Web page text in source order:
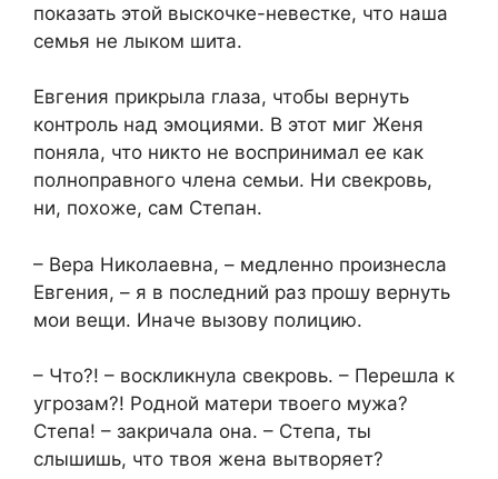
показать этой выскочке-невестке, что наша
семья не лыком шита.
Евгения прикрыла глаза, чтобы вернуть
контроль над эмоциями. В этот миг Женя
поняла, что никто не воспринимал ее как
полноправного члена семьи. Ни свекровь,
ни, похоже, сам Степан.
– Вера Николаевна, – медленно произнесла
Евгения, – я в последний раз прошу вернуть
мои вещи. Иначе вызову полицию.
– Что?! – воскликнула свекровь. – Перешла к
угрозам?! Родной матери твоего мужа?
Степа! – закричала она. – Степа, ты
слышишь, что твоя жена вытворяет?